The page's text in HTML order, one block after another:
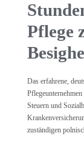
Pflege
Das erfahrene,
Steuern und
zuständigen